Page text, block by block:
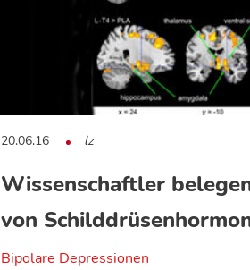
20.06.16 lz
Wissenschaftler
von
Bipolare Depressionen